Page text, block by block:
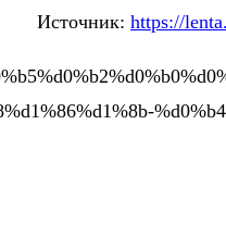
Источник: https://